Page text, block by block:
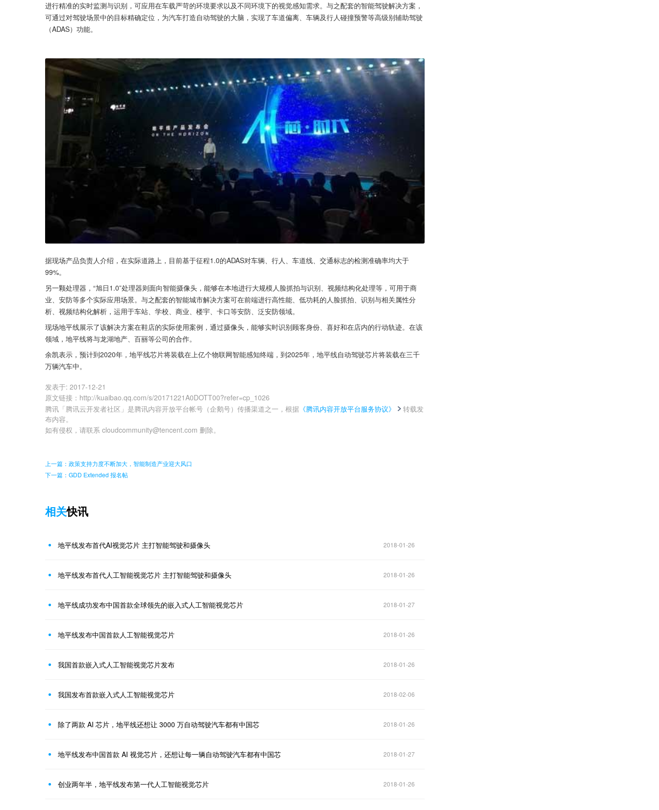
进行精准的实时监测与识别，可应用在车载严苛的环境要求以及不同环境下的视觉感知需求。与之配套的智能驾驶解决方案，
可通过对驾驶场景中的目标精确定位，为汽车打造自动驾驶的大脑，实现了车道偏离、车辆及行人碰撞预警等高级别辅助驾驶
（ADAS）功能。
据现场产品负责人介绍，在实际道路上，目前基于征程1.0的ADAS对车辆、行人、车道线、交通标志的检测准确率均大于
99%。
另一颗处理器，“旭日1.0”处理器则面向智能摄像头，能够在本地进行大规模人脸抓拍与识别、视频结构化处理等，可用于商
业、安防等多个实际应用场景。与之配套的智能城市解决方案可在前端进行高性能、低功耗的人脸抓拍、识别与相关属性分
析、视频结构化解析，运用于车站、学校、商业、楼宇、卡口等安防、泛安防领域。
现场地平线展示了该解决方案在鞋店的实际使用案例，通过摄像头，能够实时识别顾客身份、喜好和在店内的行动轨迹。在该
领域，地平线将与龙湖地产、百丽等公司的合作。
余凯表示，预计到2020年，地平线芯片将装载在上亿个物联网智能感知终端，到2025年，地平线自动驾驶芯片将装载在三千
万辆汽车中。
发表于: 2017-12-21
原文链接 ： http://kuaibao.qq.com/s/20171221A0DOTT00?refer=cp_1026
腾讯「腾讯云开发者社区」是腾讯内容开放平台帐号（企鹅号）传播渠道之一，根据 《腾讯内容开放平台服务协议》
转载发
布内容。
如有侵权，请联系 cloudcommunity@tencent.com 删除。
上一篇：政策支持力度不断加大，智能制造产业迎大风口
下一篇：GDD Extended 报名帖
相关快讯
地平线发布首代AI视觉芯片 主打智能驾驶和摄像头 2018-01-26
地平线发布首代人工智能视觉芯片 主打智能驾驶和摄像头 2018-01-26
地平线成功发布中国首款全球领先的嵌入式人工智能视觉芯片 2018-01-27
地平线发布中国首款人工智能视觉芯片 2018-01-26
我国首款嵌入式人工智能视觉芯片发布 2018-01-26
我国发布首款嵌入式人工智能视觉芯片 2018-02-06
除了两款 AI 芯片，地平线还想让 3000 万自动驾驶汽车都有中国芯 2018-01-26
地平线发布中国首款 AI 视觉芯片，还想让每一辆自动驾驶汽车都有中国芯 2018-01-27
创业两年半，地平线发布第一代人工智能视觉芯片 2018-01-26